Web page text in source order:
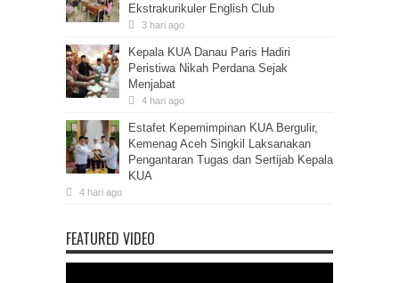
Ekstrakurikuler English Club
3 hari ago
Kepala KUA Danau Paris Hadiri
Peristiwa Nikah Perdana Sejak
Menjabat
4 hari ago
Estafet Kepemimpinan KUA Bergulir,
Kemenag Aceh Singkil Laksanakan
Pengantaran Tugas dan Sertijab Kepala
KUA
4 hari ago
FEATURED VIDEO